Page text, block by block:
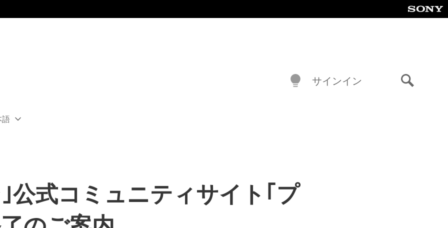
語
サインイン
公式コミュニティサイト｢プ